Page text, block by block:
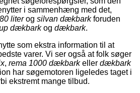
i sammenhæng med det,
literog silvan dækbarkforuden
dækbarkog dækbark.
som ekstra information til at
varer. Vi ser også at folk søger
, rema 1000 dækbarkeller dækbark
har søgemotoren ligeledes taget i
ekstremt mange tilbud.